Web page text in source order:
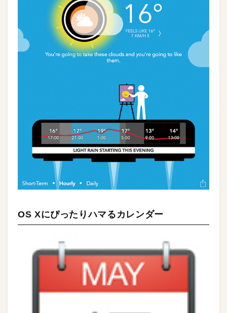
OS Xにぴったりハマるカレンダー